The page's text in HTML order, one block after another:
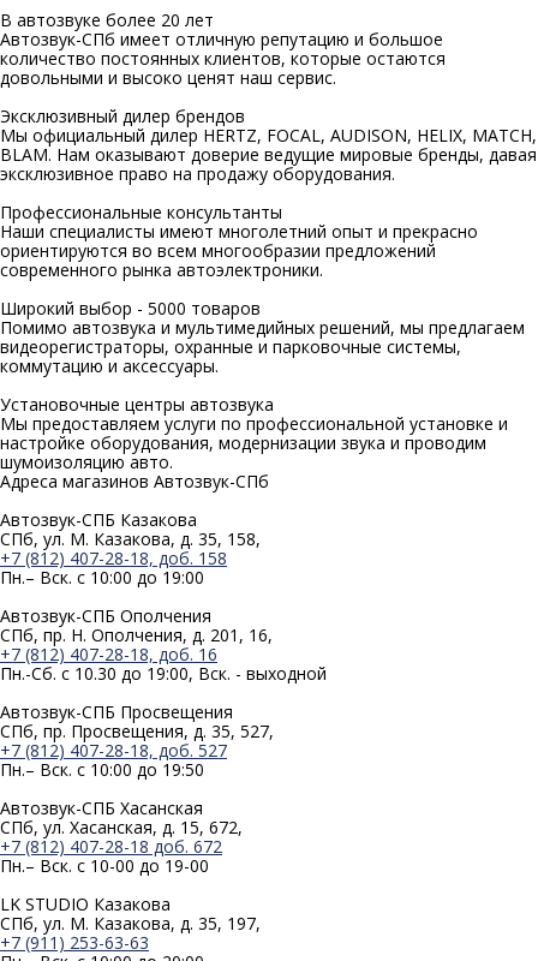
В автозвуке более 20 лет
Автозвук-СПб имеет отличную репутацию и большое
количество постоянных клиентов, которые остаются
довольными и высоко ценят наш сервис.
Эксклюзивный дилер брендов
Мы официальный дилер HERTZ, FOCAL, AUDISON, HELIX, MATCH,
BLAM. Нам оказывают доверие ведущие мировые бренды, давая
эксклюзивное право на продажу оборудования.
Профессиональные консультанты
Наши специалисты имеют многолетний опыт и прекрасно
ориентируются во всем многообразии предложений
современного рынка автоэлектроники.
Широкий выбор - 5000 товаров
Помимо автозвука и мультимедийных решений, мы предлагаем
видеорегистраторы, охранные и парковочные системы,
коммутацию и аксессуары.
Установочные центры автозвука
Мы предоставляем услуги по профессиональной установке и
настройке оборудования, модернизации звука и проводим
шумоизоляцию авто.
Адреса магазинов Автозвук-СПб
Автозвук-СПБ Казакова
СПб, ул. М. Казакова, д. 35, 158,
+7 (812) 407-28-18, доб. 158
Пн.– Вск. с 10:00 до 19:00
Автозвук-СПБ Ополчения
СПб, пр. Н. Ополчения, д. 201, 16,
+7 (812) 407-28-18, доб. 16
Пн.-Сб. с 10.30 до 19:00, Вск. - выходной
Автозвук-СПБ Просвещения
СПб, пр. Просвещения, д. 35, 527,
+7 (812) 407-28-18, доб. 527
Пн.– Вск. с 10:00 до 19:50
Автозвук-СПБ Хасанская
СПб, ул. Хасанская, д. 15, 672,
+7 (812) 407-28-18 доб. 672
Пн.– Вск. с 10-00 до 19-00
LK STUDIO Казакова
СПб, ул. М. Казакова, д. 35, 197,
+7 (911) 253-63-63